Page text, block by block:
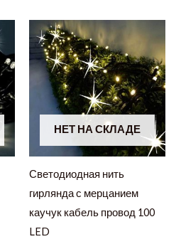
НЕТ НА СКЛАДЕ
Светодиодная нить
гирлянда с мерцанием
каучук кабель провод 100
LED